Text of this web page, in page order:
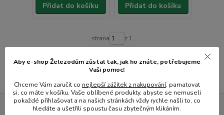
Přidat do košíku Přidat do košíku
strana z 1
Aby e-shop Železodům zůstal tak, jak ho znáte, potřebujeme
Vaši pomoc!
Chceme Vám zaručit co nejlepší zážitek z nakupování, pamatovat
si, co máte v košíku, Vaše oblíbené produkty, abyste se nemuseli
pokaždé přihlašovat a na našich stránkách vždy rychle našli to, co
hledáte a ušetřili spoustu času zbytečným klikáním.